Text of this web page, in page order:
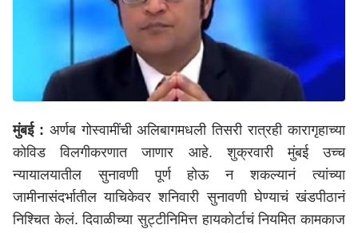
मुंबई : अर्णब गोस्वामींची अलिबागमधली तिसरी रात्रही कारागृहाच्या
कोविड विलगीकरणात जाणार आहे. शुक्रवारी मुंबई उच्च
न्यायालयातील सुनावणी पूर्ण होऊ न शकल्यानं त्यांच्या
जामीनासंदर्भातील याचिकेवर शनिवारी सुनावणी घेण्याचं खंडपीठानं
निश्चित केलं. दिवाळीच्या सुट्टीनिमित्त हायकोर्टाचं नियमित कामकाज